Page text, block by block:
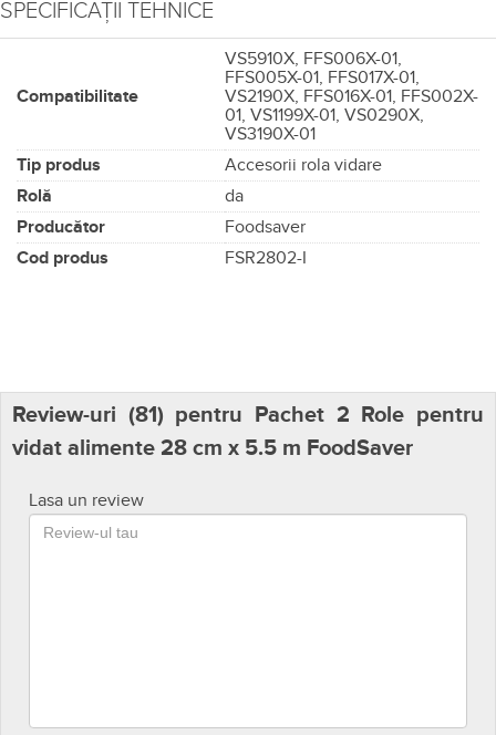
SPECIFICAȚII TEHNICE
Compatibilitate
VS5910X, FFS006X-01,
FFS005X-01, FFS017X-01,
VS2190X, FFS016X-01, FFS002X-
01, VS1199X-01, VS0290X,
VS3190X-01
Tip produs
Accesorii rola vidare
Rolă
da
Producător
Foodsaver
Cod produs
FSR2802-I
Review-uri (81) pentru Pachet 2 Role pentru
vidat alimente 28 cm x 5.5 m FoodSaver
Lasa un review